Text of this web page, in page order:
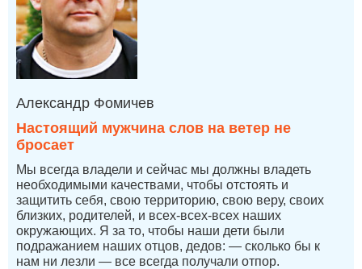
Александр Фомичев
Настоящий мужчина слов на ветер не
бросает
Мы всегда владели и сейчас мы должны владеть
необходимыми качествами, чтобы отстоять и
защитить себя, свою территорию, свою веру, своих
близких, родителей, и всех-всех-всех наших
окружающих. Я за то, чтобы наши дети были
подражанием наших отцов, дедов: — сколько бы к
нам ни лезли — все всегда получали отпор.